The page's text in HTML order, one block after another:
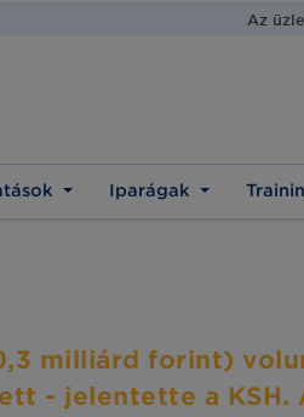
Az
Iparágak
milliárd forint)
- jelentette a